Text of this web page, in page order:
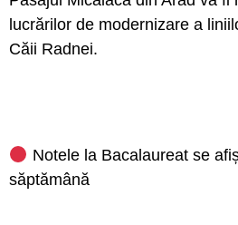
lucrărilor de modernizare a
Căii Radnei.
Notele la Bacalaureat se
săptămână